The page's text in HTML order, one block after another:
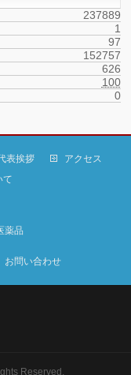
237889
1
97
152757
626
100
0
表挨拶
アクセス
て
薬品
お問い合わせ
Reserved.